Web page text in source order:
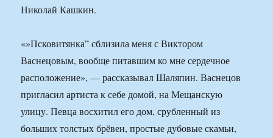
Николай Кашкин.
«»Псковитянка” сблизила меня с Виктором
Васнецовым, вообще питавшим ко мне сердечное
расположение», — рассказывал Шаляпин. Васнецов
пригласил артиста к себе домой, на Мещанскую
улицу. Певца восхитил его дом, срубленный из
больших толстых брёвен, простые дубовые скамьи,